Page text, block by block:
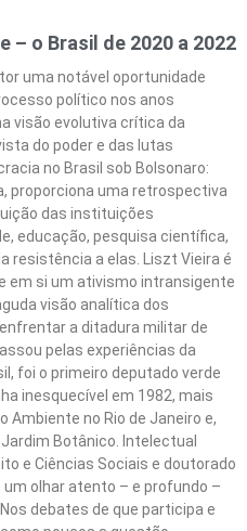
– o Brasil de 2020 a 2022
uma notável oportunidade
político nos anos
visão evolutiva crítica da
do poder e das lutas
no Brasil sob Bolsonaro:
proporciona uma retrospectiva
das instituições
educação, pesquisa científica,
resistência a elas. Liszt Vieira é
em si um ativismo intransigente
visão analítica dos
a ditadura militar de
pelas experiências da
foi o primeiro deputado verde
inesquecível em 1982, mais
no Rio de Janeiro e,
Botânico. Intelectual
e Ciências Sociais e doutorado
olhar atento – e profundo –
debates de que participa e